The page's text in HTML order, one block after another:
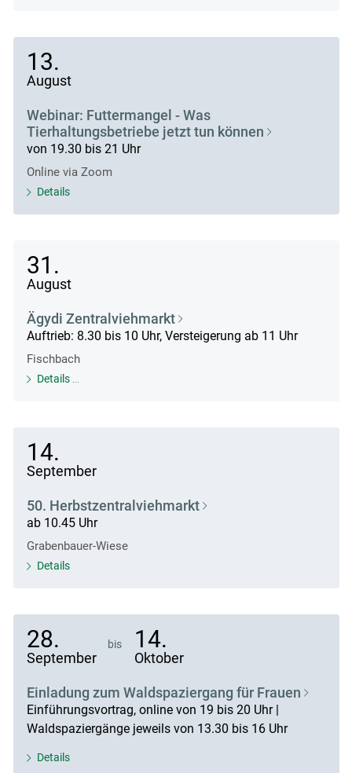
13.
August
Webinar: Futtermangel - Was
Tierhaltungsbetriebe jetzt tun können
von 19.30 bis 21 Uhr
Online via Zoom
Details
31.
August
Ägydi Zentralviehmarkt
Auftrieb: 8.30 bis 10 Uhr, Versteigerung ab 11 Uhr
Fischbach
Details
14.
September
50. Herbstzentralviehmarkt
ab 10.45 Uhr
Grabenbauer-Wiese
Details
28.
September
bis 14.
Oktober
Einladung zum Waldspaziergang für Frauen
Einführungsvortrag, online von 19 bis 20 Uhr |
Waldspaziergänge jeweils von 13.30 bis 16 Uhr
Details